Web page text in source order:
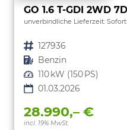
unverbindliche Lieferzeit: Sofort
Fahrzeugnr. 127936
Kraftstoff Benzin
Leistung 110 kW (150 PS)
01.03.2026
28.990,– €
incl. 19% MwSt.